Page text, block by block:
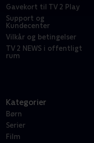
Gavekort til TV 2 Play
Support og
Kundecenter
Vilkår og betingelser
TV 2 NEWS i offentligt
rum
Kategorier
Børn
Serier
Film